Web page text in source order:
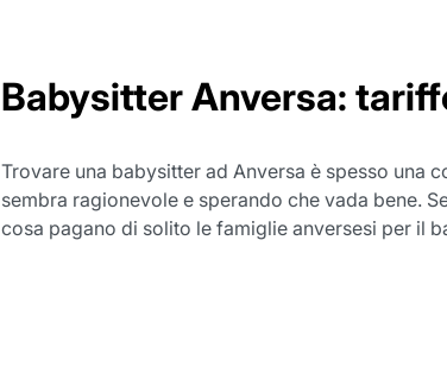
Babysitter Anversa:
Trovare una babysitter ad Anversa è spesso
sembra ragionevole e sperando che vada bene.
cosa pagano di solito le famiglie anversesi per il